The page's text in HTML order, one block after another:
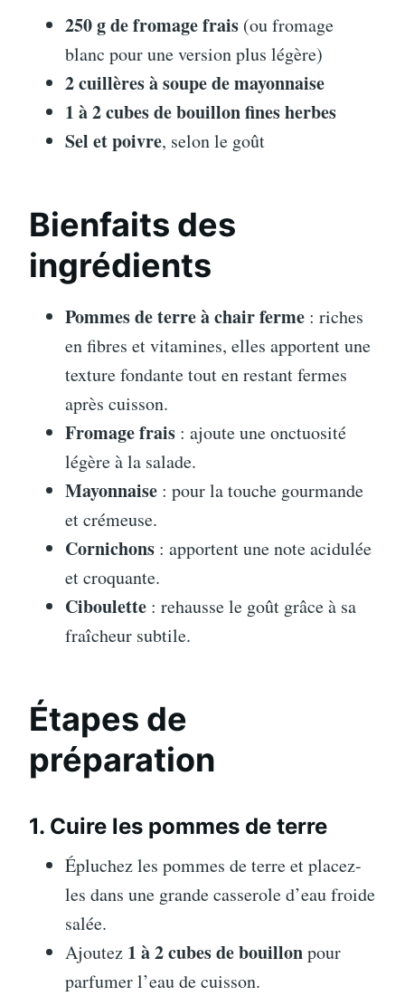
250 g de fromage frais (ou fromage
blanc pour une version plus légère)
2 cuillères à soupe de mayonnaise
1 à 2 cubes de bouillon fines herbes
Sel et poivre, selon le goût
Bienfaits des
ingrédients
Pommes de terre à chair ferme : riches
en fibres et vitamines, elles apportent une
texture fondante tout en restant fermes
après cuisson.
Fromage frais : ajoute une onctuosité
légère à la salade.
Mayonnaise : pour la touche gourmande
et crémeuse.
Cornichons : apportent une note acidulée
et croquante.
Ciboulette : rehausse le goût grâce à sa
fraîcheur subtile.
Étapes de
préparation
1. Cuire les pommes de terre
Épluchez les pommes de terre et placez-
les dans une grande casserole d’eau froide
salée.
Ajoutez 1 à 2 cubes de bouillonpour
parfumer l’eau de cuisson.